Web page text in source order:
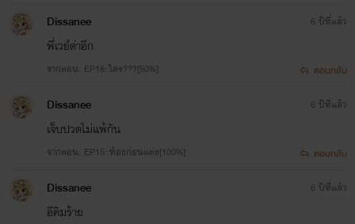
Dissanee
พี่เวย์ด่าอีก
จากตอน: EP16::ใคร???[50%]
6 ปีที่แล้ว
ตอบกลับ
Dissanee
เจ็บปวดไม่แพ้กัน
จากตอน: EP15::ท้องก่อนแต่ง[100%]
6 ปีที่แล้ว
ตอบกลับ
Dissanee
อีคิมร้าย
6 ปีที่แล้ว